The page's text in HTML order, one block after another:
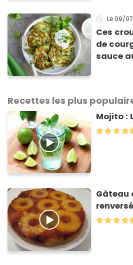
Le 09/
Ces
de
sauce
Recettes les plus
Mojito :
Gâteau